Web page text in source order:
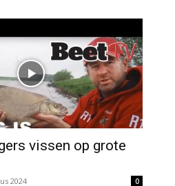
vissen op grote
2024 0